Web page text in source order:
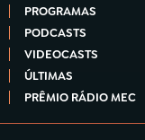
PROGRAMAS
PODCASTS
VIDEOCASTS
ÚLTIMAS
PRÊMIO RÁDIO MEC